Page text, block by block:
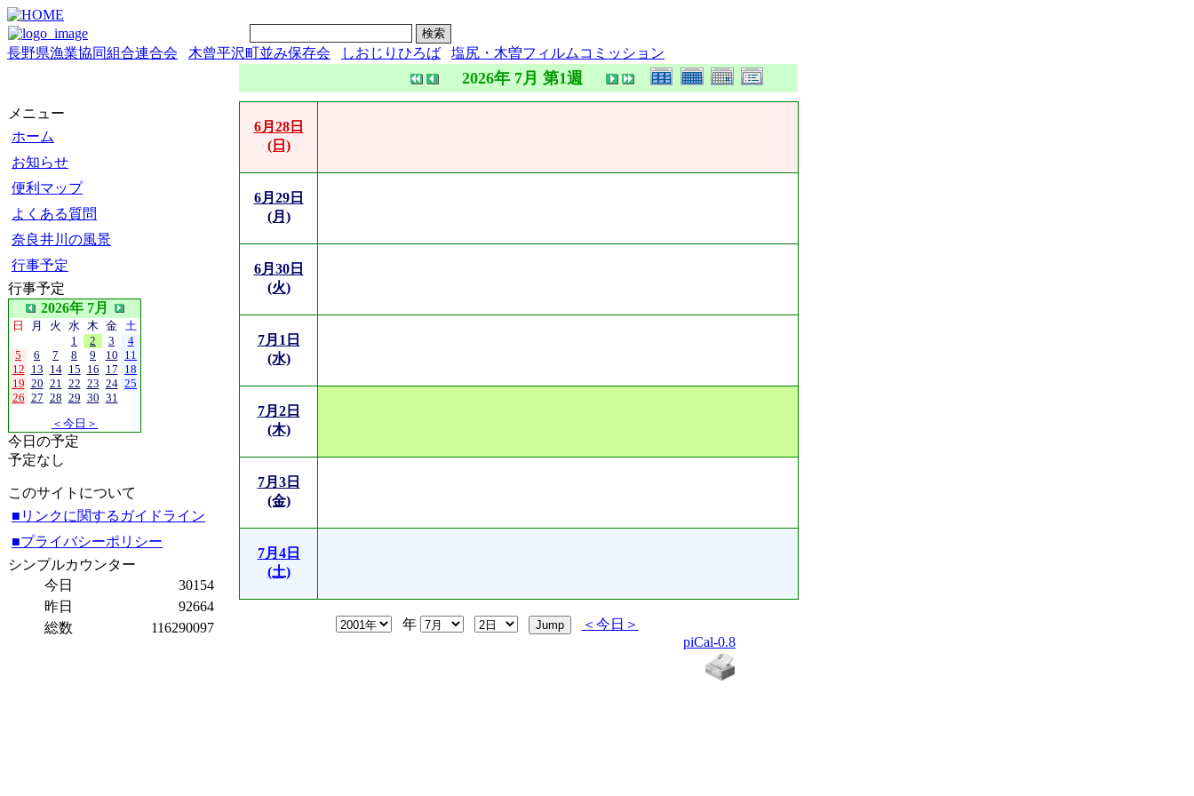
長野県漁業協同組合連合会 木曾平沢町並み保存会 しおじりひろば 塩尻・木曽フィルムコミッション
メニュー
ホーム
お知らせ
便利マップ
よくある質問
奈良井川の風景
行事予定
行事予定
2026年 7月
日 月 火 水 木 金 土
1
2 3
4
5
6 7 8 9 10 11
12 13 14 15 16 17 18
19 20 21 22 23 24 25
26 27 28 29 30 31
＜今日＞
今日の予定
予定なし
このサイトについて
■リンクに関するガイドライン
■プライバシーポリシー
シンプルカウンター
今日
30154
昨日
92664
総数
116290097
2026年 7月 第1週
6月28日
(日)
6月29日
(月)
6月30日
(火)
7月1日
(水)
7月2日
(木)
7月3日
(金)
7月4日
(土)
年
＜今日＞
piCal-0.8